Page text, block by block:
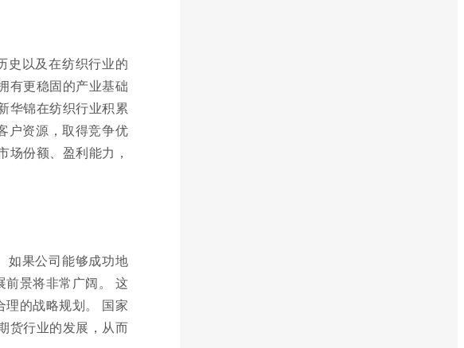
史以及在纺织行业的
有更稳固的产业基础
华锦在纺织行业积累
户资源，取得竞争优
份额、盈利能力，
如果公司能够成功地
前景将非常广阔。 这
的战略规划。 国家
货行业的发展，从而